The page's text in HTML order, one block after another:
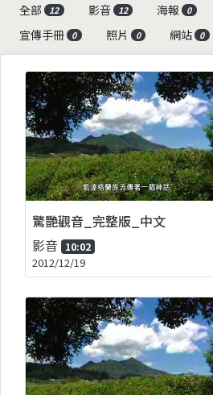
全部
12 影音 12 海報 0
宣傳手冊 0 照片 0 網站 0
驚艷觀音_完整版_中文
影音 10:02
2012/12/19